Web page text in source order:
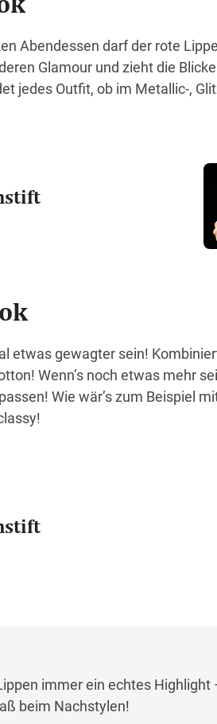
Abendessen darf der rote
Glamour und zieht die
jedes Outfit, ob im Metallic-,
etwas gewagter sein!
Wenn’s noch etwas mehr
Wie wär’s zum Beispiel
immer ein echtes
beim Nachstylen!